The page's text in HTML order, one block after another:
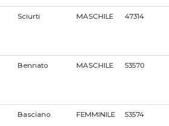
Sciurti MASCHILE 47314
Bennato MASCHILE 53570
Basciano FEMMINILE 53574